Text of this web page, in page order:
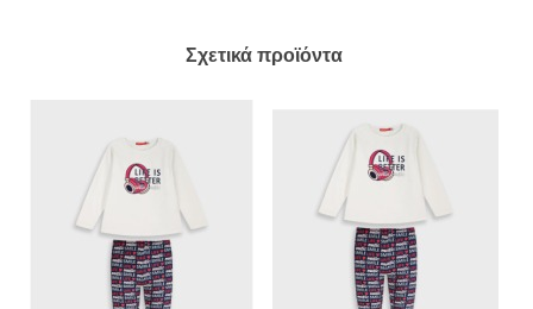
Σχετικά προϊόντα